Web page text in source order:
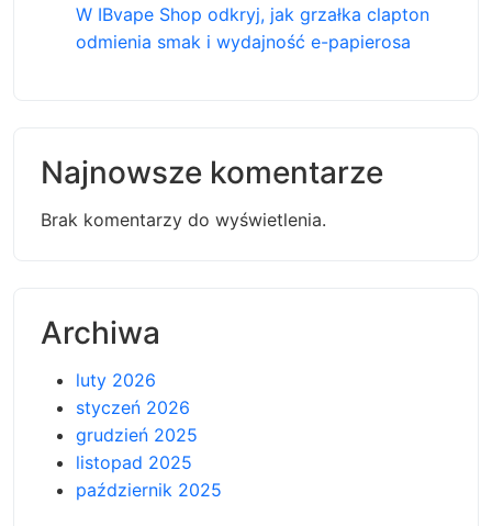
W IBvape Shop odkryj, jak grzałka clapton
odmienia smak i wydajność e-papierosa
Najnowsze komentarze
Brak komentarzy do wyświetlenia.
Archiwa
luty 2026
styczeń 2026
grudzień 2025
listopad 2025
październik 2025